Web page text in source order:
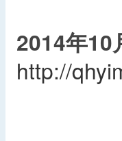
2014年10
http://